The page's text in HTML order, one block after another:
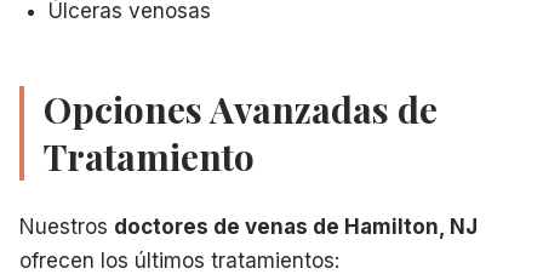
Clínica abierta los sábados para mayor comodidad
Prepárese para su primera visita con nosotros
Úlceras venosas
Opciones Avanzadas de
Tratamiento
Nuestros doctores de venas de Hamilton, NJ
ofrecen los últimos tratamientos: